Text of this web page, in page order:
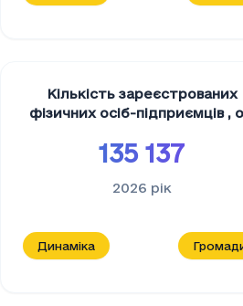
Кількість зареєстрованих
фізичних осіб-підприємців ,
135 137
2026 рік
Динаміка